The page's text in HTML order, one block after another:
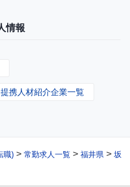
情報
提携人材紹介企業一覧
職) > 常勤求人一覧 > 福井県 > 坂